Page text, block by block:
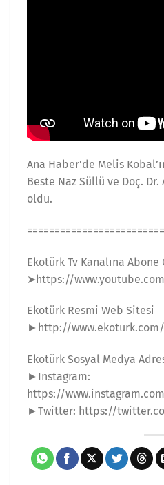
Ana Haber’de Melis
Beste Naz Süllü ve Doç. Dr.
oldu.
Ekotürk Tv Kanalına Abone
➤https://
Ekotürk Resmi Web Sitesi
►http://www.ekoturk.com/​​​​
Ekotürk Sosyal Medya
►Instagram:
https://
►Twitter: https://